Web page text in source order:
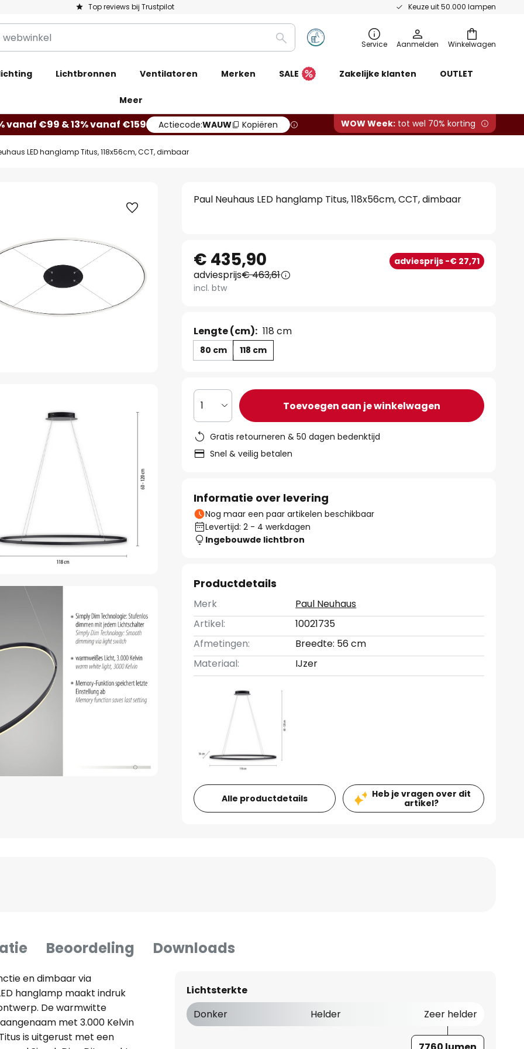
Top reviews bij Trustpilot Keuze uit 50.000 lampen
Winkelwagen
Zoeken Service Aanmelden
Lichtbronnen Ventilatoren Merken SALE Zakelijke klanten OUTLET
Meer
vanaf €99 & 13% vanaf €159 Actiecode:WAUW Kopiëren WOW Week: tot wel 70% korting
LED hanglamp Titus, 118x56cm, CCT, dimbaar
Paul Neuhaus LED hanglamp Titus, 118x56cm, CCT, dimbaar
€ 435,90 adviesprijs -€ 27,71
adviesprijs€ 463,61
incl. btw
Lengte (cm): 118 cm
80 cm 118 cm
1 Toevoegen aan je winkelwagen
Gratis retourneren & 50 dagen bedenktijd
Snel & veilig betalen
Informatie over levering
Nog maar een paar artikelen beschikbaar
Levertijd: 2 - 4 werkdagen
Ingebouwde lichtbron
Productdetails
Merk
Paul Neuhaus
Artikel:
10021735
Afmetingen:
Breedte: 56 cm
Materiaal:
IJzer
Alle productdetails
Heb je vragen over dit
artikel?
Beoordeling Downloads
en dimbaar via
hanglamp maakt indruk
De warmwitte
met 3.000 Kelvin
is uitgerust met een
Lichtsterkte
Donker
Helder Zeer helder